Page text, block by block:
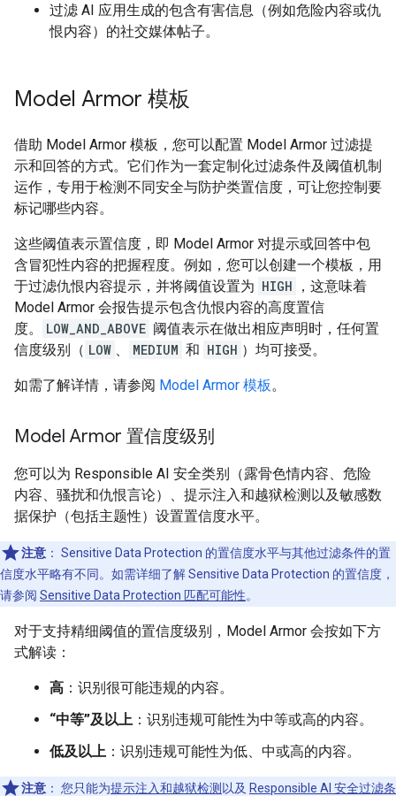
过滤 AI 应用生成的包含有害信息（例如危险内容或仇
恨内容）的社交媒体帖子。
Model Armor 模板
借助 Model Armor 模板，您可以配置 Model Armor 过滤提
示和回答的方式。它们作为一套定制化过滤条件及阈值机制
运作，专用于检测不同安全与防护类置信度，可让您控制要
标记哪些内容。
这些阈值表示置信度，即 Model Armor 对提示或回答中包
含冒犯性内容的把握程度。例如，您可以创建一个模板，用
于过滤仇恨内容提示，并将阈值设置为 HIGH
，这意味着
Model Armor 会报告提示包含仇恨内容的高度置信
度。
LOW_AND_ABOVE 阈值表示在做出相应声明时，任何置
信度级别（ LOW 、 MEDIUM 和 HIGH ）均可接受。
如需了解详情，请参阅 Model Armor 模板。
Model Armor 置信度级别
您可以为 Responsible AI 安全类别（露骨色情内容、危险
内容、骚扰和仇恨言论）、提示注入和越狱检测以及敏感数
据保护（包括主题性）设置置信度水平。
注意 ： Sensitive Data Protection 的置信度水平与其他过滤条件的置
信度水平略有不同。如需详细了解 Sensitive Data Protection 的置信度，
请参阅 Sensitive Data Protection 匹配可能性。
对于支持精细阈值的置信度级别，Model Armor 会按如下方
式解读：
高 ：识别很可能违规的内容。
“中等”及以上 ：识别违规可能性为中等或高的内容。
低及以上 ：识别违规可能性为低、中或高的内容。
注意 ： 您只能为提示注入和越狱检测 以及 Responsible AI 安全过滤条